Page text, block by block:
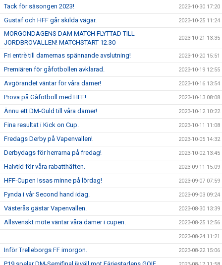
Tack för säsongen 2023! 2023-10-30 17:20
Gustaf och HFF går skilda vägar. 2023-10-25 11:24
MORGONDAGENS DAM MATCH FLYTTAD TILL
JORDBROVALLEN! MATCHSTART 12.30
2023-10-21 13:35
Fri entrè till damernas spännande avslutning! 2023-10-20 15:51
Premiären för gåfotbollen avklarad. 2023-10-19 12:55
Avgörandet väntar för våra damer! 2023-10-16 13:54
Prova på Gåfotboll med HFF! 2023-10-13 08:08
Ännu ett DM-Guld till våra damer! 2023-10-12 10:22
Fina resultat i Kick on Cup. 2023-10-11 11:08
Fredags Derby på Vapenvallen! 2023-10-05 14:32
Derbydags för herrarna på fredag! 2023-10-02 13:45
Halvtid för våra rabatthäften. 2023-09-11 15:09
HFF-Cupen Issas minne på lördag! 2023-09-07 07:59
Fynda i vår Second hand idag. 2023-09-03 09:24
Västerås gästar Vapenvallen. 2023-08-30 13:39
Allsvenskt möte väntar våra damer i cupen. 2023-08-25 12:56
2023-08-24 11:21
Inför Trelleborgs FF imorgon. 2023-08-22 15:06